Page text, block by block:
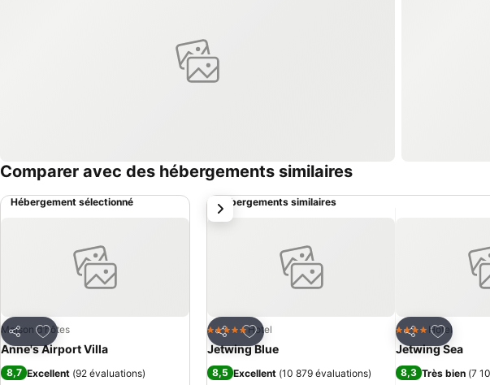
Comparer avec des hébergements similaires
Hébergement sélectionné
Partager
Ajouter à mes favoris
Maison d'hôtes
Anne's Airport Villa
8,7 Excellent (92 évaluations)
Hébergements similaires
Partager
Ajouter à mes favoris
5 Étoiles Hotel
Jetwing Blue
8,5 Excellent (10 879 évaluations)
Partager
Ajouter à
4 ÉtoilesHotel
Jetwing Sea
8,3 Très bien (7
suivant